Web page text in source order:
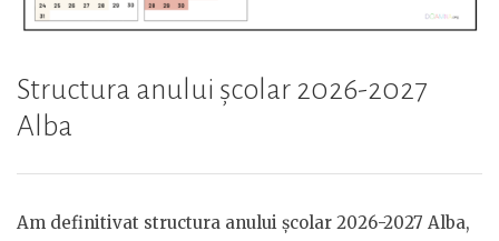
Structura anului școlar 2026-2027
Alba
Am definitivat structura anului școlar 2026-2027 Alba,